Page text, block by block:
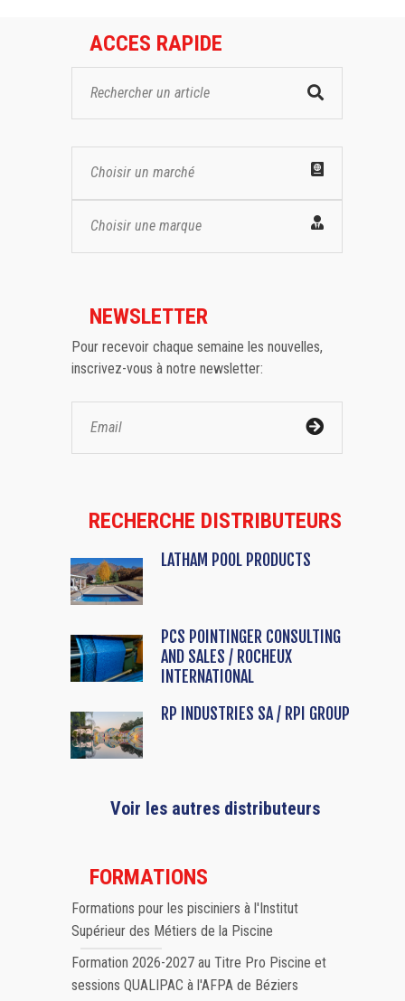
ACCES RAPIDE
Choisir un marché
Choisir une marque
NEWSLETTER
Pour recevoir chaque semaine les nouvelles,
inscrivez-vous à notre newsletter:
RECHERCHE DISTRIBUTEURS
LATHAM POOL PRODUCTS
PCS POINTINGER CONSULTING
AND SALES / ROCHEUX
INTERNATIONAL
RP INDUSTRIES SA / RPI GROUP
Voir les autres distributeurs
FORMATIONS
Formations pour les pisciniers à l'Institut
Supérieur des Métiers de la Piscine
Formation 2026-2027 au Titre Pro Piscine et
sessions QUALIPAC à l'AFPA de Béziers